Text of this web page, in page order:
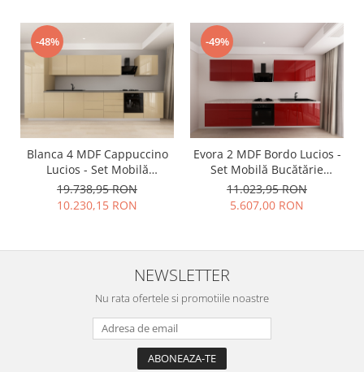
-48%
Blanca 4 MDF Cappuccino
Lucios - Set Mobilă
Bucătărie Modulară
Modernă MDF 4.2m
Premium Configurabilă
19.738,95 RON
10.230,15 RON
-49%
Evora 2 MDF Bordo Lucios -
Set Mobilă Bucătărie
Modulară Modernă MDF 3m
Premium Configurabilă
Deschidere Prin Apăsare
11.023,95 RON
5.607,00 RON
NEWSLETTER
Nu rata ofertele si promotiile noastre